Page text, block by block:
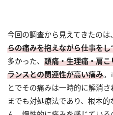
今回の調査から見えてきたのは、
らの痛みを抱えながら仕事をし
多かった、 頭痛・生理痛・肩
ランスとの関連性が高い痛み。
とでその痛みは一時的に解消
までも対処療法であり、根本